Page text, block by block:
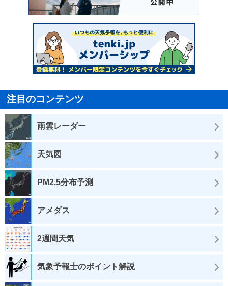
注目のコンテンツ
雨雲レーダー
天気図
PM2.5分布予測
アメダス
2週間天気
気象予報士のポイント解説